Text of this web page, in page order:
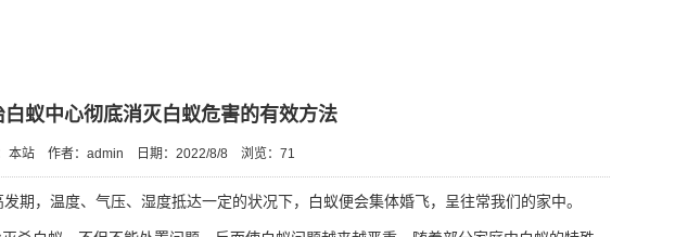
白蚁中心彻底消灭白蚁危害的有效方法
本站 作者：admin 日期：2022/8/8 浏览： 71
期，温度、气压、湿度抵达一定的状况下，白蚁便会集体婚飞，呈往常我们的家中。